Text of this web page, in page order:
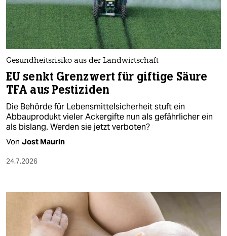
nord
wahrheit
verlag
verlag
veranstaltungen
shop
abo
genossenschaft
epaper login
Gesundheitsrisiko aus der Landwirtschaft
EU senkt Grenzwert für giftige Säure
TFA aus Pestiziden
Die Behörde für Lebensmittelsicherheit stuft ein
Abbauprodukt vieler Ackergifte nun als gefährlicher ein
als bislang. Werden sie jetzt verboten?
Von Jost Maurin
24.7.2026